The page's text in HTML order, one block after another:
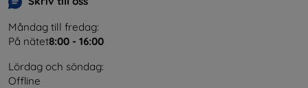
Måndag till fredag:
På nätet8:00 - 16:00
Lördag och söndag:
Offline